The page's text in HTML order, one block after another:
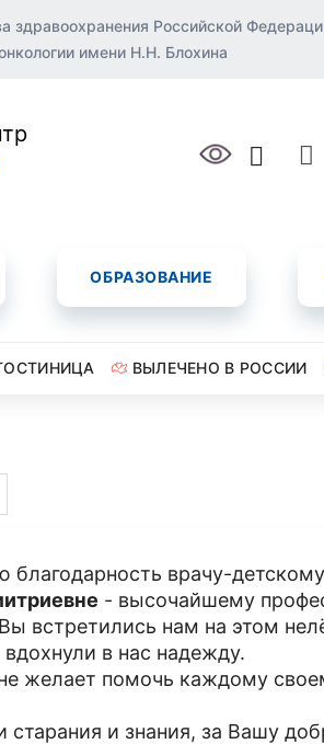
здравоохранения Российской
имени Н.Н. Блохина
ОБРАЗОВАНИЕ
ВЫЛЕЧЕНО В РОССИИ
врачу-
- высочайшему
встретились нам на этом
в нас надежду.
желает помочь каждому
и знания, за Вашу